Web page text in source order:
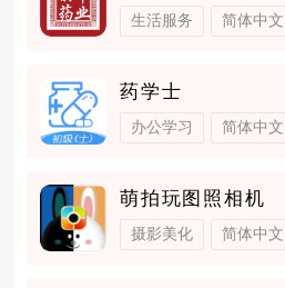
生活服务 简体中文
药学士
办公学习 简体中文
萌拍玩图照相机
摄影美化 简体中文